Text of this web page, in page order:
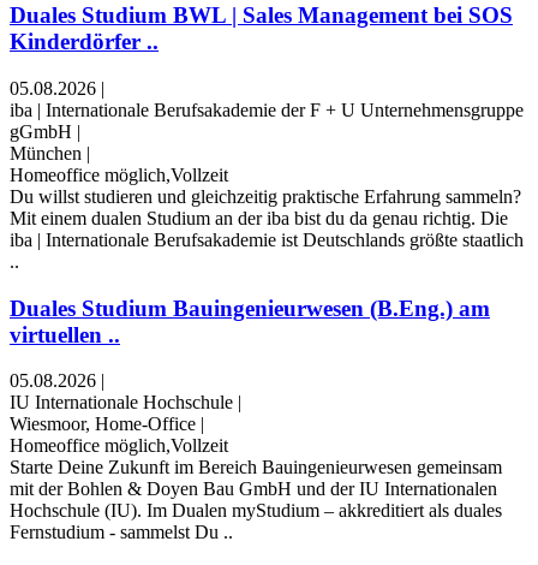
Duales Studium BWL | Sales Management bei SOS
Kinderdörfer ..
05.08.2026 |
iba | Internationale Berufsakademie der F + U Unternehmensgruppe
gGmbH |
München |
Homeoffice möglich,Vollzeit
Du willst studieren und gleichzeitig praktische Erfahrung sammeln?
Mit einem dualen Studium an der iba bist du da genau richtig. Die
iba | Internationale Berufsakademie ist Deutschlands größte staatlich
..
Duales Studium Bauingenieurwesen (B.Eng.) am
virtuellen ..
05.08.2026 |
IU Internationale Hochschule |
Wiesmoor, Home-Office |
Homeoffice möglich,Vollzeit
Starte Deine Zukunft im Bereich Bauingenieurwesen gemeinsam
mit der Bohlen & Doyen Bau GmbH und der IU Internationalen
Hochschule (IU). Im Dualen myStudium – akkreditiert als duales
Fernstudium - sammelst Du ..